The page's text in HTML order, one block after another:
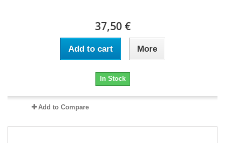
37,50 €
Add to cart More
In Stock
Add to Compare